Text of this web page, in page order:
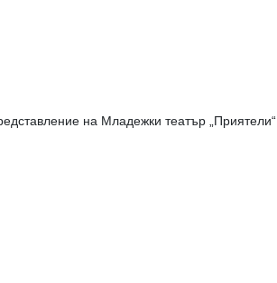
на Младежки театър „Приятели“